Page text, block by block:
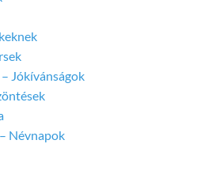
Jókívánságok
Névnapok